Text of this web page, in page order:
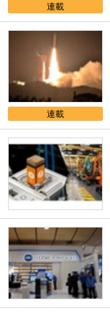
連載
連載